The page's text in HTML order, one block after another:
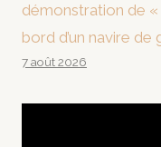
démonstration de
bord d’un navire de
7 août 2026